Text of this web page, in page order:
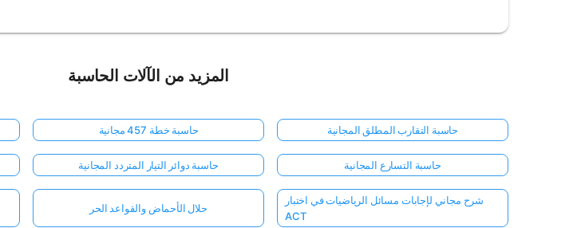
المزيد من الآلات الحاسبة
حاسبة خطة 457 مجانية حاسبة التقارب المطلق المجانية
حاسبة دوائر التيار المتردد المجانية حاسبة التسارع المجانية
حلال الأحماض والقواعد الحر
شرح مجاني لإجابات مسائل الرياضيات في اختبار
ACT